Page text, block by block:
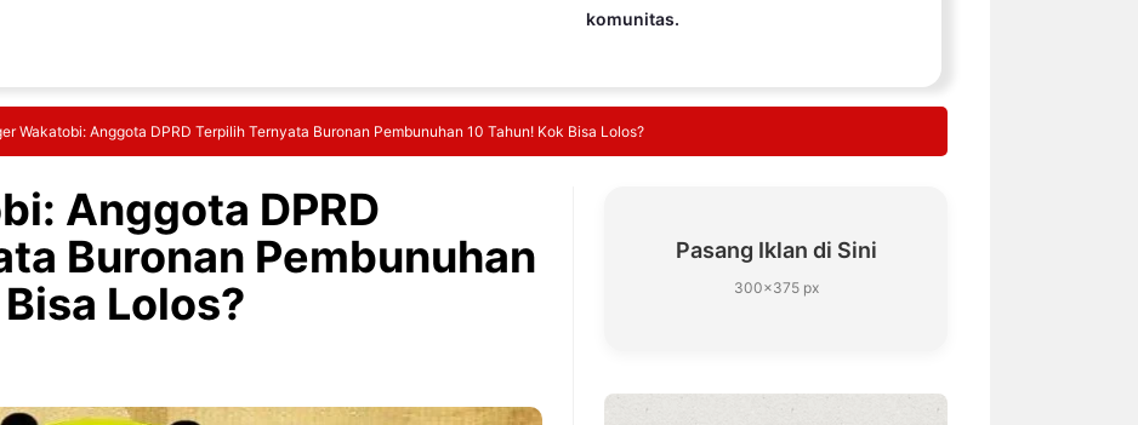
komunitas.
Wakatobi: Anggota DPRD Terpilih Ternyata Buronan Pembunuhan 10 Tahun! Kok Bisa Lolos?
Anggota DPRD
Buronan Pembunuhan
Lolos?
Pasang Iklan di Sini
300×375 px